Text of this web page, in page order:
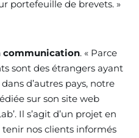
portefeuille de brevets. »
communication. « Parce
sont des étrangers ayant
d’autres pays, notre
sur son site web
Il s’agit d’un projet en
nos clients informés